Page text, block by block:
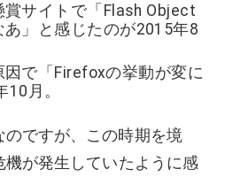
サイトで「Flash Object
」と感じたのが2015年8
で「Firefoxの挙動が変に
月。
ですが、この時期を境
機が発生していたように感